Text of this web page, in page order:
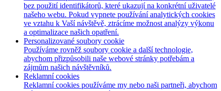
bez použití identifikátorů, které ukazují na konkrétní uživatelé
našeho webu. Pokud vypnete používání analytických cookies
ve vztahu k Vaší návštěvě, ztrácíme možnost analýzy výkonu
a optimalizace našich opatření.
Personalizované soubory cookie
Používáme rovněž soubory cookie a další technologie,
abychom přizpůsobili naše webové stránky potřebám a
zájmům našich návštěvníků.
Reklamní cookies
Reklamní cookies používáme my nebo naši partneři, abychom